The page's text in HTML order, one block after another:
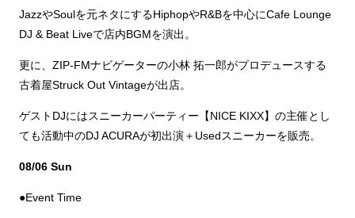
JazzやSoulを元ネタにするHiphopやR&Bを中心にCafe Lounge
DJ & Beat Liveで店内BGMを演出。
更に、ZIP-FMナビゲーターの小林 拓一郎がプロデュースする
古着屋Struck Out Vintageが出店。
ゲストDJにはスニーカーパーティー【NICE KIXX】の主催とし
ても活動中のDJ ACURAが初出演＋Usedスニーカーを販売。
08/06 Sun
●Event Time